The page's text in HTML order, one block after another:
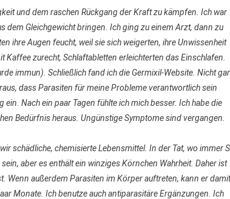
und dem raschen Rückgang der Kraft zu kämpfen. Ich war
dem Gleichgewicht bringen. Ich ging zu einem Arzt, dann zu
ihre Augen feucht, weil sie sich weigerten, ihre Unwissenheit
zurecht, Schlaftabletten erleichterten das Einschlafen.
immun). Schließlich fand ich die Germixil-Website. Nicht
dass Parasiten für meine Probleme verantwortlich sein
Nach ein paar Tagen fühlte ich mich besser. Ich habe die
Bedürfnis heraus. Ungünstige Symptome sind vergangen.
schädliche, chemisierte Lebensmittel. In der Tat, wo immer
aber es enthält ein winziges Körnchen Wahrheit. Daher ist
Wenn außerdem Parasiten im Körper auftreten, kann er damit
Monate. Ich benutze auch antiparasitäre Ergänzungen. Ich